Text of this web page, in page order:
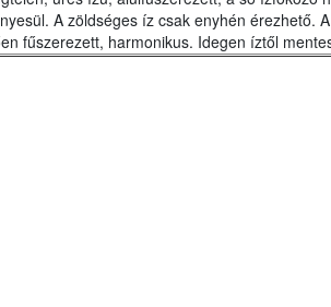
A zöldséges íz csak enyhén érezhető.
fűszerezett, harmonikus. Idegen íztől